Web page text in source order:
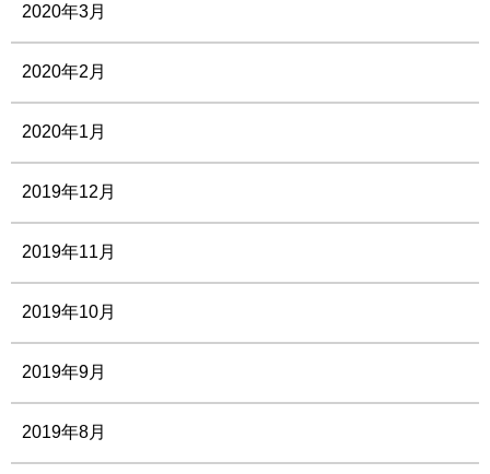
2020年3月
2020年2月
2020年1月
2019年12月
2019年11月
2019年10月
2019年9月
2019年8月